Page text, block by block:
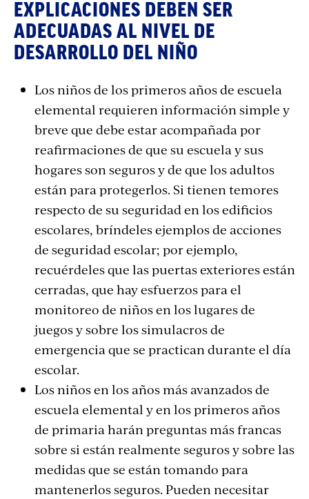
EXPLICACIONES DEBEN SER
ADECUADAS AL NIVEL DE
DESARROLLO DEL NIÑO
Los niños de los primeros años de escuela
elemental requieren información simple y
breve que debe estar acompañada por
reafirmaciones de que su escuela y sus
hogares son seguros y de que los adultos
están para protegerlos. Si tienen temores
respecto de su seguridad en los edificios
escolares, bríndeles ejemplos de acciones
de seguridad escolar; por ejemplo,
recuérdeles que las puertas exteriores están
cerradas, que hay esfuerzos para el
monitoreo de niños en los lugares de
juegos y sobre los simulacros de
emergencia que se practican durante el día
escolar.
Los niños en los años más avanzados de
escuela elemental y en los primeros años
de primaria harán preguntas más francas
sobre si están realmente seguros y sobre las
medidas que se están tomando para
mantenerlos seguros. Pueden necesitar